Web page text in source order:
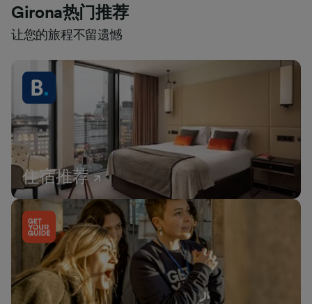
Girona热门推荐
让您的旅程不留遗憾
住宿推荐